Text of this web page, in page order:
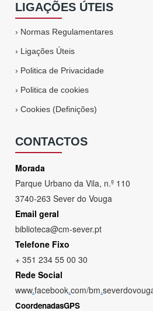
LIGAÇÕES ÚTEIS
› Normas Regulamentares
› Ligações Úteis
› Politica de Privacidade
› Politica de cookies
›Cookies (Definições)
CONTACTOS
Morada
Parque Urbano da Vila, n.º 110
3740-263 Sever do Vouga
Email geral
biblioteca@cm-sever.pt
Telefone Fixo
+ 351 234 55 00 30
Rede Social
www.facebook.com/bm.
CoordenadasGPS